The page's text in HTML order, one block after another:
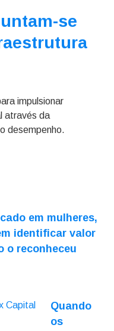
se
impulsionar
através da
desempenho.
em mulheres,
identificar valor
o reconheceu
Quando
os